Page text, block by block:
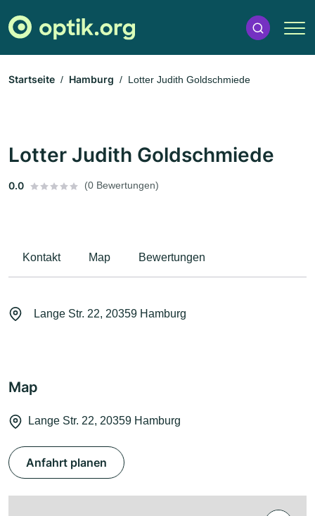
Startseite Hamburg Lotter Judith Goldschmiede
Lotter Judith Goldschmiede
0.0 (0 Bewertungen)
Kontakt Map Bewertungen
Lange Str. 22, 20359 Hamburg
Map
Lange Str. 22, 20359 Hamburg
Anfahrt planen